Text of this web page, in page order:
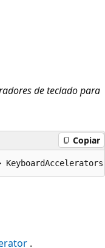
de teclado para
Copiar
.